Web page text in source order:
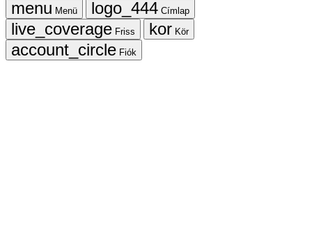
Menü
Címlap
Friss
Kör
Fiók